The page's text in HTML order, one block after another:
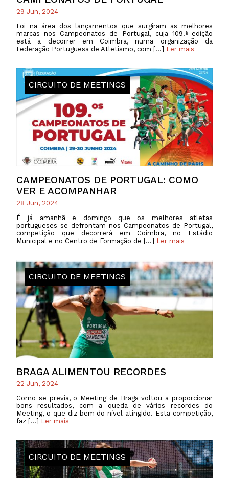
29 Jun, 2024
Foi na área dos lançamentos que surgiram as melhores
marcas nos Campeonatos de Portugal, cuja 109.ª edição
está a decorrer em Coimbra, numa organização da
Federação Portuguesa de Atletismo, com […] Ler mais
CAMPEONATOS DE PORTUGAL: COMO
VER E ACOMPANHAR
CIRCUITO DE MEETINGS
28 Jun, 2024
É já amanhã e domingo que os melhores atletas
portugueses se defrontam nos Campeonatos de Portugal,
competição que decorrerá em Coimbra, no Estádio
Municipal e no Centro de Formação de […] Ler mais
BRAGA ALIMENTOU RECORDES
CIRCUITO DE MEETINGS
22 Jun, 2024
Como se previa, o Meeting de Braga voltou a proporcionar
bons resultados, com a queda de vários recordes do
Meeting, o que diz bem do nível atingido. Esta competição,
faz […] Ler mais
CIRCUITO DE MEETINGS